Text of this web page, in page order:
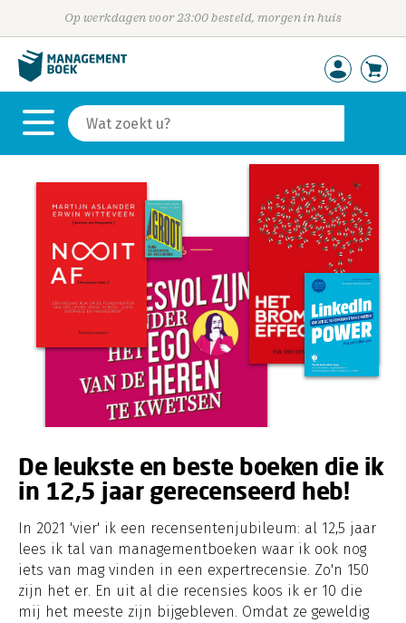
Op werkdagen voor 23:00 besteld, morgen in huis
De leukste en beste boeken die ik
in 12,5 jaar gerecenseerd heb!
In 2021 'vier' ik een recensentenjubileum: al 12,5 jaar
lees ik tal van managementboeken waar ik ook nog
iets van mag vinden in een expertrecensie. Zo'n 150
zijn het er. En uit al die recensies koos ik er 10 die
mij het meeste zijn bijgebleven. Omdat ze geweldig